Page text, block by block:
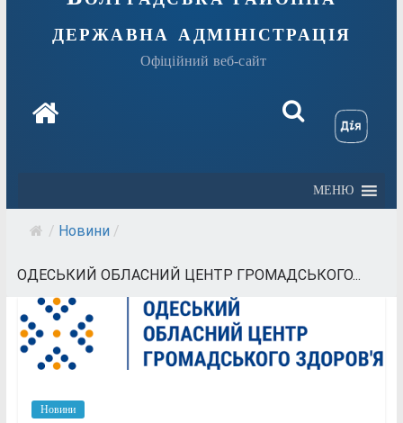
державна адміністрація
Офіційний веб-сайт
МЕНЮ
/ Новини /
ОДЕСЬКИЙ ОБЛАСНИЙ ЦЕНТР ГРОМАДСЬКОГО...
Новини